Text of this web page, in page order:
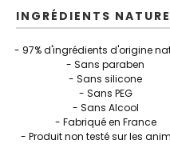
INGRÉDIENTS
- 97% d'ingrédients d'origine
- Sans paraben
- Sans silicone
- Sans PEG
- Sans Alcool
- Fabriqué en France
- Produit non testé sur les